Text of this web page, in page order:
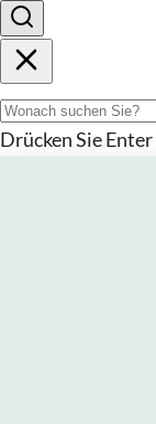
Suchbegriff
Drücken SieEnter